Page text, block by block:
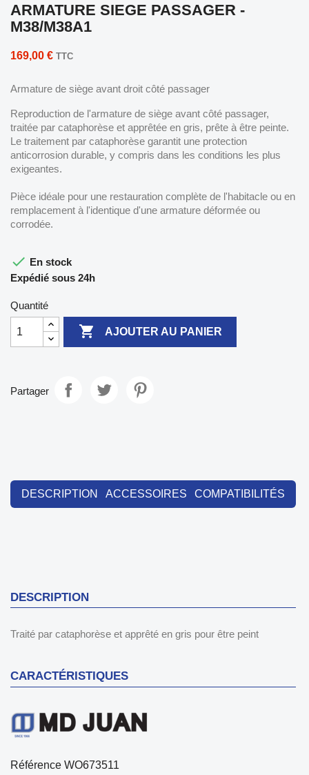
ARMATURE SIEGE PASSAGER -
M38/M38A1
169,00 € TTC
Armature de siège avant droit côté passager
Reproduction de l'armature de siège avant côté passager,
traitée par cataphorèse et apprêtée en gris, prête à être peinte.
Le traitement par cataphorèse garantit une protection
anticorrosion durable, y compris dans les conditions les plus
exigeantes.
Pièce idéale pour une restauration complète de l'habitacle ou en
remplacement à l'identique d'une armature déformée ou
corrodée.
 En stock
Expédié sous 24h
Quantité
 AJOUTER AU PANIER
Partager
DESCRIPTION ACCESSOIRES COMPATIBILITÉS
DESCRIPTION
Traité par cataphorèse et apprêté en gris pour être peint
CARACTÉRISTIQUES
Référence WO673511